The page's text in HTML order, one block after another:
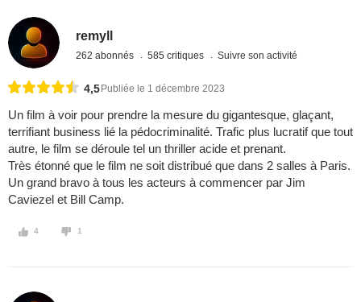
remyll
262 abonnés 585 critiques Suivre son activité
4,5 Publiée le 1 décembre 2023
Un film à voir pour prendre la mesure du gigantesque, glaçant,
terrifiant business lié la pédocriminalité. Trafic plus lucratif que tout
autre, le film se déroule tel un thriller acide et prenant.
Très étonné que le film ne soit distribué que dans 2 salles à Paris.
Un grand bravo à tous les acteurs à commencer par Jim
Caviezel et Bill Camp.
4 1